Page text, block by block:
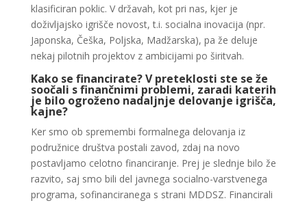
klasificiran poklic. V državah, kot pri nas, kjer je
doživljajsko igrišče novost, t.i. socialna inovacija (npr.
Japonska, Češka, Poljska, Madžarska), pa že deluje
nekaj pilotnih projektov z ambicijami po širitvah.
Kako se financirate? V preteklosti ste se že
soočali s finančnimi problemi, zaradi katerih
je bilo ogroženo nadaljnje delovanje igrišča,
kajne?
Ker smo ob spremembi formalnega delovanja iz
podružnice društva postali zavod, zdaj na novo
postavljamo celotno financiranje. Prej je slednje bilo že
razvito, saj smo bili del javnega socialno-varstvenega
programa, sofinanciranega s strani MDDSZ. Financirali